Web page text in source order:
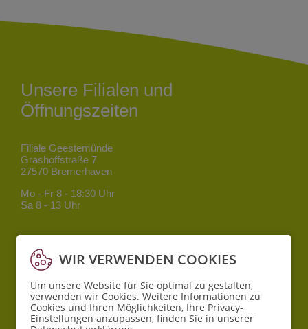
Unsere Filialen und
Öffnungszeiten
Filiale Geestemünde
Grashoffstraße 7
27570 Bremerhaven
Mo - Fr 8 - 18:30 Uhr
Sa 8 - 13 Uhr
Bgm.-Smidt-Straße 34
27568 Bremerhaven
Mo - Fr8 - 18:30 Uhr
Sa10 - 16 Uhr
WIR VERWENDEN COOKIES
Um unsere Website für Sie optimal zu gestalten,
verwenden wir Cookies. Weitere Informationen zu
Cookies und Ihren Möglichkeiten, Ihre Privacy-
Einstellungen anzupassen, finden Sie in unserer